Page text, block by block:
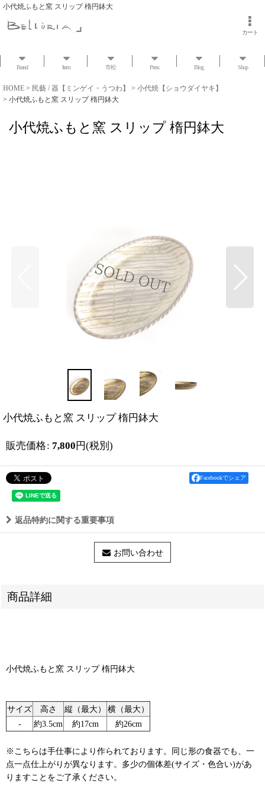
小代焼ふもと窯 スリップ 楕円鉢大
カート
Brand Item 市松 Press Blog Shop
HOME > 民藝 / 器【ミンゲイ・うつわ】 > 小代焼【ショウダイヤキ】
> 小代焼ふもと窯 スリップ 楕円鉢大
小代焼ふもと窯 スリップ 楕円鉢大
小代焼ふもと窯 スリップ 楕円鉢大
販売価格: 7,800 円(税別)
Facebookでシェア
返品特約に関する重要事項
お問い合わせ
商品詳細
小代焼ふもと窯 スリップ 楕円鉢大
サイズ 高さ 縦（最大）
横（最大）
‐
約3.5cm 約17cm 約26cm
※こちらは手仕事により作られております。同じ形の食器でも、一
点一点仕上がりが異なります。多少の個体差(サイズ・色合い)があ
りますことをご了承ください。